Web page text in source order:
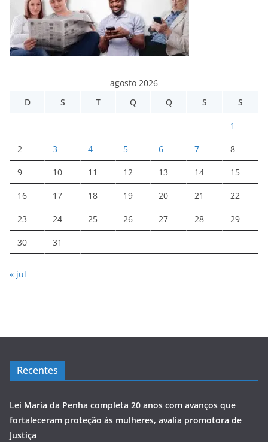
agosto 2026
D
S T Q Q S S
1
2 3 4 5 6 7 8
9 10 11 12 13 14 15
16 17 18 19 20 21 22
23 24 25 26 27 28 29
30 31
« jul
Recentes
Lei Maria da Penha completa 20 anos com avanços que
fortaleceram proteção às mulheres, avalia promotora de
Justiça